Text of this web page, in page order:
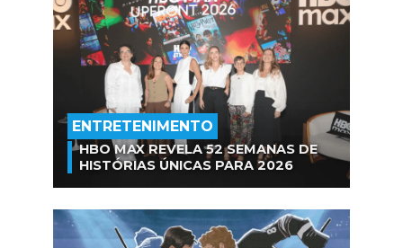
ENTRETENIMENTO
HBO MAX REVELA 52 SEMANAS DE
HISTÓRIAS ÚNICAS PARA 2026